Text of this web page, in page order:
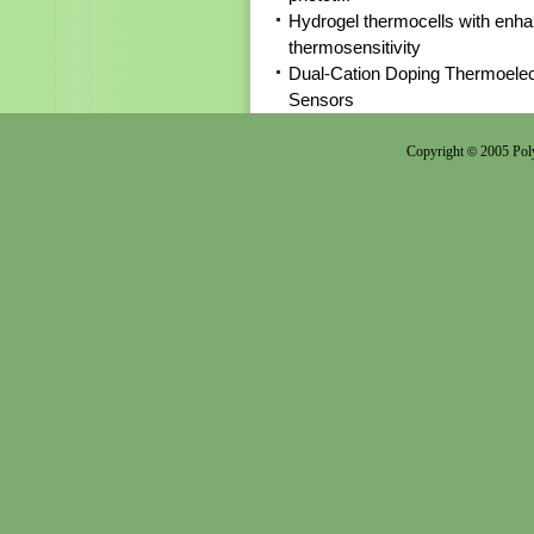
Hydrogel thermocells with
thermosensitivity
Dual-Cation Doping
Sensors
Copyright© 2005